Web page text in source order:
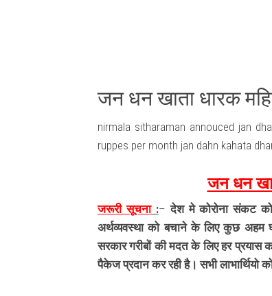
जन धन खाता धारक
nirmala sitharaman annouced jan
ruppes per month jan dahn kahata
जन धन
जरूरी सूचना:–देश मे कोरोना संकट
अर्थव्यवस्था को बचाने के लिए कुछ अहम
सरकार गरीबों की मदत के लिए हर प्रयास
पैकेज प्रदान कर रही है। सभी लाभार्थियो